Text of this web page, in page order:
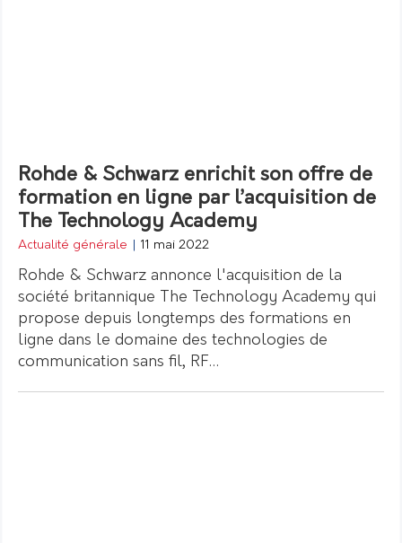
Rohde & Schwarz enrichit son offre de
formation en ligne par l’acquisition de
The Technology Academy
Actualité générale 11 mai 2022
Rohde & Schwarz annonce l'acquisition de la
société britannique The Technology Academy qui
propose depuis longtemps des formations en
ligne dans le domaine des technologies de
communication sans fil, RF…